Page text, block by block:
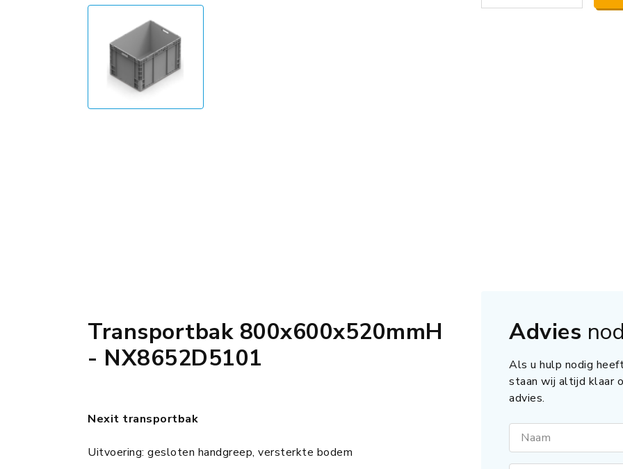
Transportbak 800x600x520mmH
- NX8652D5101
Nexit transportbak
Uitvoering: gesloten handgreep, versterkte bodem
Advies
Als u hulp nodig
staan wij altijd klaar
advies.
Naam